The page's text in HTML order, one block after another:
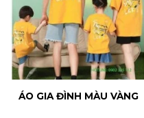
ÁO GIA ĐÌNH MÀU VÀNG